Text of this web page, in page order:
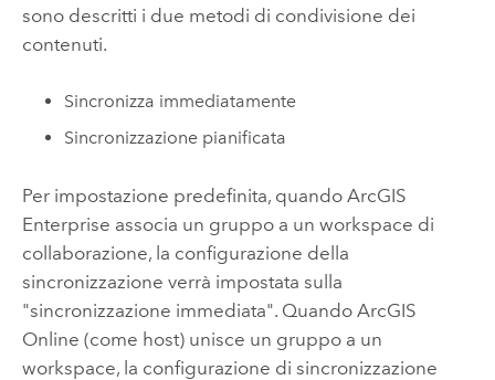
sono descritti i due metodi di condivisione dei
contenuti.
Sincronizza immediatamente
Sincronizzazione pianificata
Per impostazione predefinita, quando ArcGIS
Enterprise associa un gruppo a un workspace di
collaborazione, la configurazione della
sincronizzazione verrà impostata sulla
"sincronizzazione immediata". Quando ArcGIS
Online (come host) unisce un gruppo a un
workspace, la configurazione di sincronizzazione